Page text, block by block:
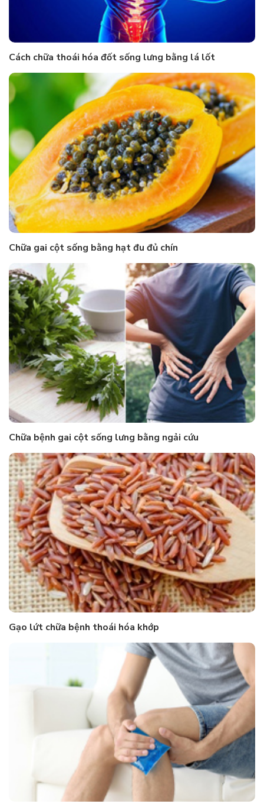
Cách chữa thoái hóa đốt sống lưng bằng lá lốt
Chữa gai cột sống bằng hạt đu đủ chín
Chữa bệnh gai cột sống lưng bằng ngải cứu
Gạo lứt chữa bệnh thoái hóa khớp